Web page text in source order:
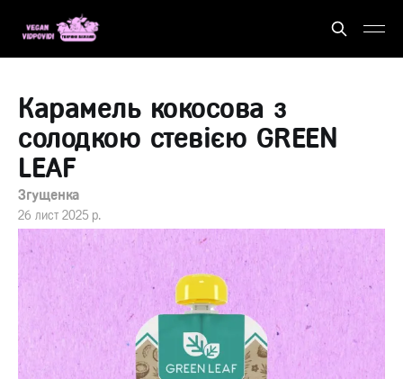
Карамель кокосова з
солодкою стевією GREEN
LEAF
Згущенка
26 лист 2025 р.